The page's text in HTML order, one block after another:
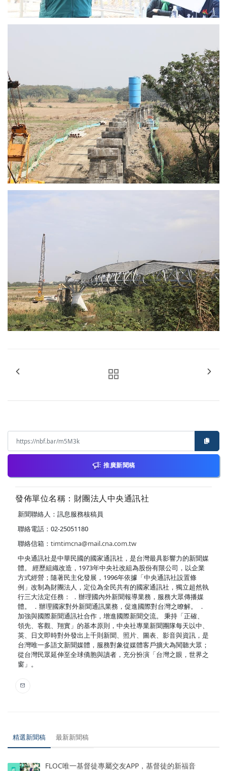
推廣新聞稿
發佈單位名稱：財團法人中央通訊社
新聞聯絡人：訊息服務核稿員
聯絡電話：02-25051180
聯絡信箱： timtimcna@mail.cna.com.tw
中央通訊社是中華民國的國家通訊社，是台灣最具影響力的新聞媒
體。 經歷組織改造，1973年中央社改組為股份有限公司，以企業
方式經營；隨著民主化發展，1996年依據「中央通訊社設置條
例」改制為財團法人，定位為全民共有的國家通訊社，獨立超然執
行三大法定任務： ．辦理國內外新聞報導業務，服務大眾傳播媒
體。 ．辦理國家對外新聞通訊業務，促進國際對台灣之瞭解。 ．
加強與國際新聞通訊社合作，增進國際新聞交流。 秉持「正確、
領先、客觀、翔實」的基本原則，中央社專業新聞團隊每天以中、
英、日文即時對外發出上千則新聞、照片、圖表、影音與資訊，是
台灣唯一多語文新聞媒體，服務對象從媒體客戶擴大為閱聽大眾；
從台灣民眾延伸至全球僑胞與讀者，充分扮演「台灣之眼，世界之
窗」。
精選新聞稿 最新新聞稿
FLOC唯一基督徒專屬交友APP，基督徒的新福音